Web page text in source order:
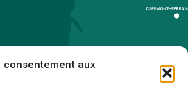
consentement aux